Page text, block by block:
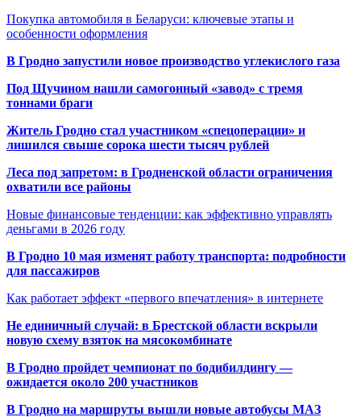
Покупка автомобиля в Беларуси: ключевые этапы и
особенности оформления
В Гродно запустили новое производство углекислого газа
Под Щучином нашли самогонный «завод» с тремя
тоннами браги
Житель Гродно стал участником «спецоперации» и
лишился свыше сорока шести тысяч рублей
Леса под запретом: в Гродненской области ограничения
охватили все районы
Новые финансовые тенденции: как эффективно управлять
деньгами в 2026 году
В Гродно 10 мая изменят работу транспорта: подробности
для пассажиров
Как работает эффект «первого впечатления» в интернете
Не единичный случай: в Брестской области вскрыли
новую схему взяток на мясокомбинате
В Гродно пройдет чемпионат по бодибилдингу —
ожидается около 200 участников
В Гродно на маршруты вышли новые автобусы МАЗ